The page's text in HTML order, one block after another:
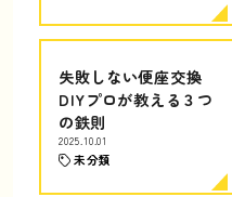
失敗しない便座交換
DIYプロが教える３つ
の鉄則
2025.10.01
未分類